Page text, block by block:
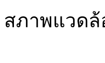
สภาพแวดล้